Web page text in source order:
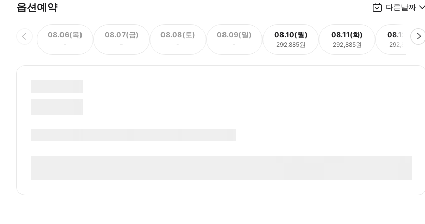
옵션예약 다른날짜
08.06(목)
-
08.07(금)
-
08.08(토)
-
08.09(일)
-
08.10(월)
292,885원
08.11(화)
292,885원
08.12(수)
292,885원